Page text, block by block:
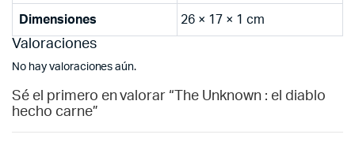
Dimensiones 26 × 17 × 1 cm
Valoraciones
No hay valoraciones aún.
Sé el primero en valorar “The Unknown : el diablo
hecho carne”